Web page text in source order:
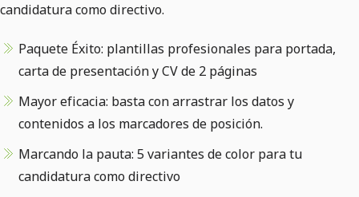
candidatura como directivo.
Paquete Éxito: plantillas profesionales para portada,
carta de presentación y CV de 2 páginas
Mayor eficacia: basta con arrastrar los datos y
contenidos a los marcadores de posición.
Marcando la pauta: 5 variantes de color para tu
candidatura como directivo